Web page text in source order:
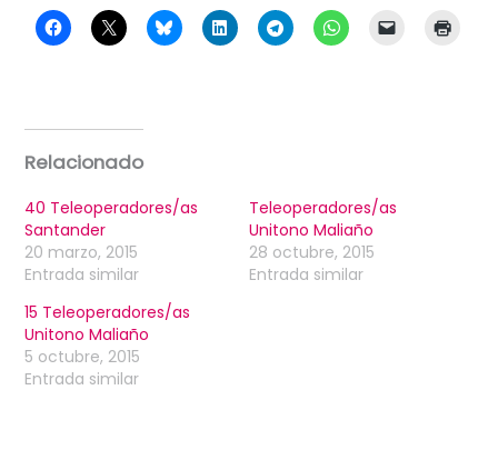
Relacionado
40 Teleoperadores/as
Santander
20 marzo, 2015
Entrada similar
Teleoperadores/as
Unitono Maliaño
28 octubre, 2015
Entrada similar
15 Teleoperadores/as
Unitono Maliaño
5 octubre, 2015
Entrada similar